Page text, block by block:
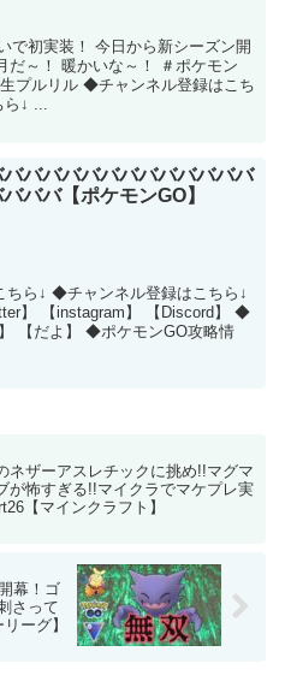
で初実装！ 今日から新シーズン開
だ～！ 暖かいな～！ ＃ポケモン
ルリル ◆チャンネル登録はこち
ら↓ ...
バババババババババババババ
ババ【ポケモンGO】
ら↓ ◆チャンネル登録はこちら↓
】 【instagram】 【Discord】 ◆
【だよ】 ◆ポケモンGO攻略情
ネザーアスレチックに挑め!!マグマ
が怖すぎる!!マイクラでマケプレ実
【マインクラフト】
幕！ゴ
さって
ーグ】